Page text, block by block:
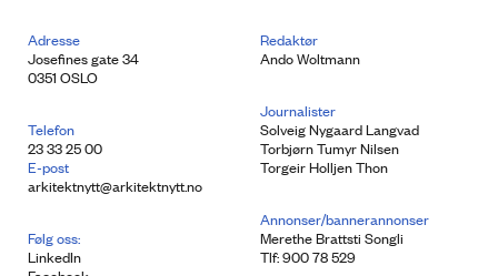
Adresse
Josefines gate 34
0351 OSLO
Telefon
23 33 25 00
E-post
arkitektnytt@arkitektnytt.no
Følg oss:
LinkedIn
Redaktør
Ando Woltmann
Journalister
Solveig Nygaard Langvad
Torbjørn Tumyr Nilsen
Torgeir Holljen Thon
Annonser/bannerannonser
Merethe Brattsti Songli
Tlf: 900 78 529